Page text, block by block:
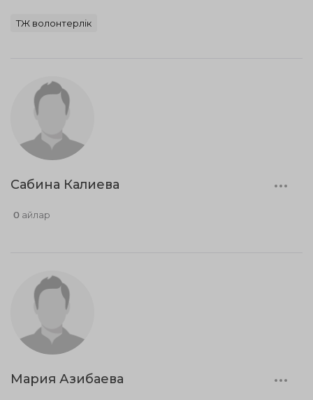
ТЖ волонтерлік
Сабина Калиева
0 айлар
Мария Азибаева